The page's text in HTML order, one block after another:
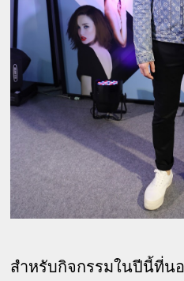
สำหรับกิจกรรมในปีนี้ที่น